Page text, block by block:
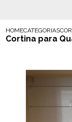
HOMECATEGORIAS
Cortina para